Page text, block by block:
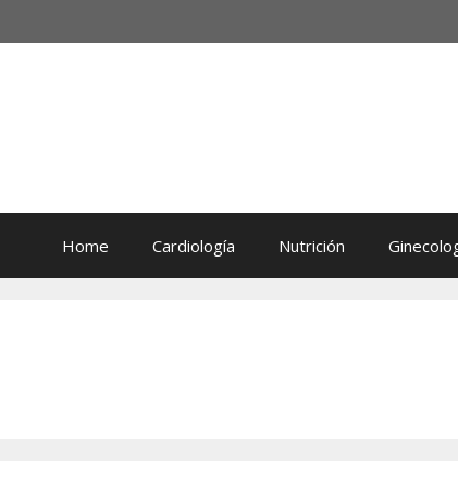
Home Cardiología Nutrición